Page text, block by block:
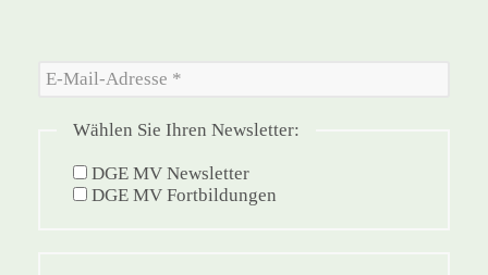
Wählen Sie Ihren Newsletter:
DGE MV Newsletter
DGE MV Fortbildungen